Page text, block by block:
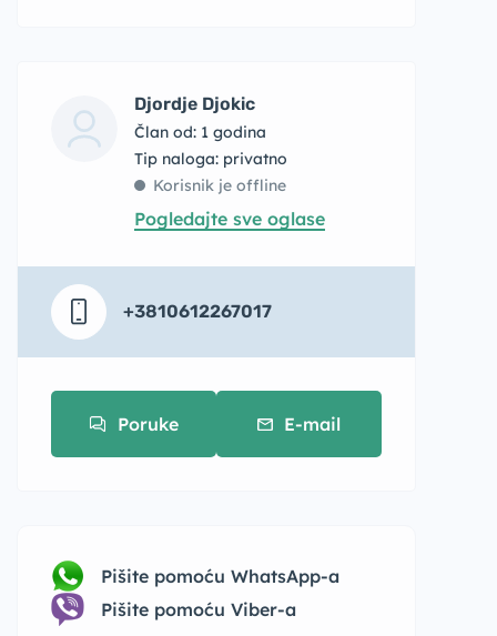
Djordje Djokic
Član od: 1 godina
tip naloga: privatno
Korisnik je offline
Pogledajte sve oglase
+3810612267017
Poruke E-mail
Pišite pomoću WhatsApp-a
Pišite pomoću Viber-a